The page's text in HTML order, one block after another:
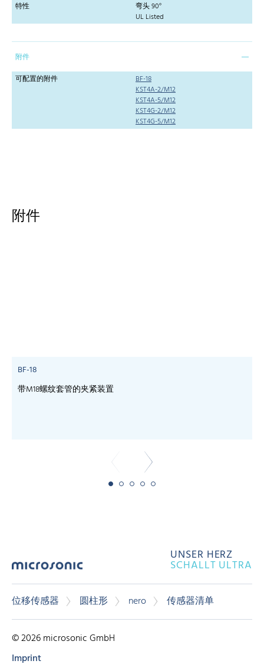
特性
弯头 90°
UL Listed
附件
可配置的附件
BF-18
KST4A-2/M12
KST4A-5/M12
KST4G-2/M12
KST4G-5/M12
附件
BF-18
带M18螺纹套管的夹紧装置
UNSER HERZ
SCHALLT ULTRA
位移传感器 圆柱形 nero 传感器清单
© 2026 microsonic GmbH
Imprint